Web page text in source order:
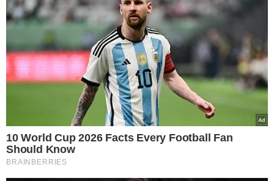
De acordo com o especialista, alguns genes atuam
diretamente nos receptores responsáveis por identificar
os diferentes sabores, tornando determinadas pessoas
mais sensíveis a algumas substâncias presentes nos
alimentos.